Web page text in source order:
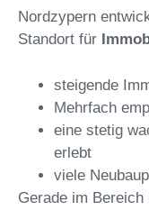
Nordzypern
Standort für
steigende
Mehrfach
eine stetig
erlebt
viele
Gerade im Bereich